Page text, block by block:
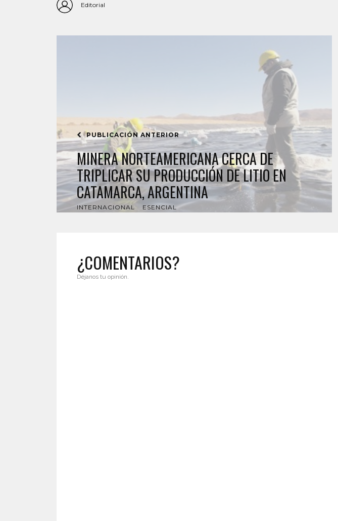
Editorial
PUBLICACIÓN ANTERIOR
MINERA NORTEAMERICANA CERCA DE
TRIPLICAR SU PRODUCCIÓN DE LITIO EN
CATAMARCA, ARGENTINA
INTERNACIONAL ESENCIAL
¿COMENTARIOS?
Déjanos tu opinión.